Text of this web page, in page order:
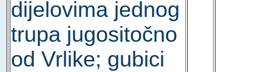
dijelovima jednog
trupa jugositočno
od Vrlike; gubici